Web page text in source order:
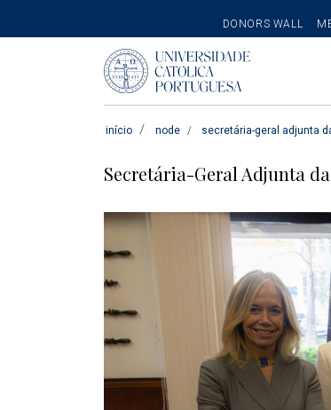
MENU
DONORS WALL
início node secretária-geral adjunta
Secretária-Geral Adjunta